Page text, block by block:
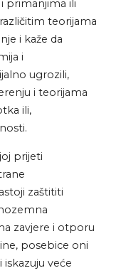
primanjima ili
teorijama
i kaže da
i
ugrozili,
i teorijama
ili,
prijeti
zaštititi
zavjere i otporu
posebice oni
veće